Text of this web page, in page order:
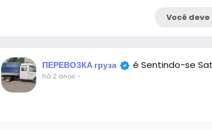
Você
ПЕРЕВОЗКА груза é Sentindo-se
há 2 anos -